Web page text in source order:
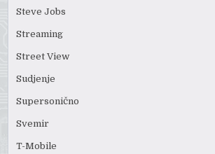
Steve Jobs
Streaming
Street View
Sudjenje
Supersonično
Svemir
T-Mobile